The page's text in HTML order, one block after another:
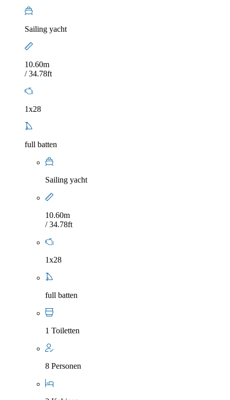
Sailing yacht
10.60m
/ 34.78ft
1x28
full batten
Sailing yacht
10.60m
/ 34.78ft
1x28
full batten
1 Toiletten
8 Personen